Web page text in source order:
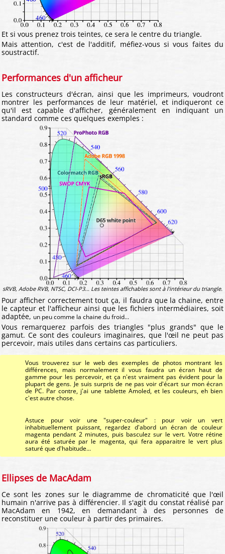
Et si vous prenez trois teintes, ce sera le centre du triangle.
Mais attention, c'est de l'additif, méfiez-vous si vous faites du
soustractif.
Performances d'un afficheur
Les constructeurs d'écran, ainsi que les imprimeurs, voudront
montrer les performances de leur matériel, et indiqueront ce
qu'il est capable d'afficher, généralement en indiquant un
standard comme ces quelques exemples :
sRVB, Adobe RVB, NTSC, DCI-P3... Les teintes affichables sont à l'intérieur du triangle.
Pour afficher correctement tout ça, il faudra que la chaine, entre
le capteur et l'afficheur ainsi que les fichiers intermédiaires, soit
adaptée, un peu comme la chaine du froid...
Vous remarquerez parfois des triangles "plus grands" que le
gamut. Ce sont des couleurs imaginaires, que l'œil ne peut pas
percevoir, mais utiles dans certains cas particuliers.
Vous trouverez sur le web des exemples de photos montrant les
différences, mais normalement il vous faudra un écran haut de
gamme pour les percevoir, et ça n'est vraiment pas évident pour la
plupart de gens. Je suis surpris de ne pas voir d'écart sur mon écran
de PC. Par contre, j'ai une tablette Amoled, et les couleurs, eh bien
c'est autre chose.
Astuce pour voir une "super-couleur" : pour voir un vert
inhabituellement puissant, regardez d'abord un écran de couleur
magenta pendant 2 minutes, puis basculez sur le vert. Votre rétine
aura été saturée par le magenta, qui fera apparaitre le vert plus
saturé que d'habitude...
Ellipses de MacAdam
Ce sont les zones sur le diagramme de chromaticité que l'œil
humain n'arrive pas à différencier. Il s'agit du constat réalisé par
MacAdam en 1942, en demandant à des personnes de
reconstituer une couleur à partir des primaires.